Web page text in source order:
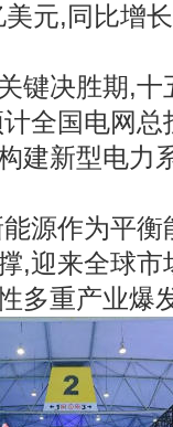
元,同比增
键决胜期‌,
全国电网
建新型电力
源作为平
,迎来全球
多重产业爆